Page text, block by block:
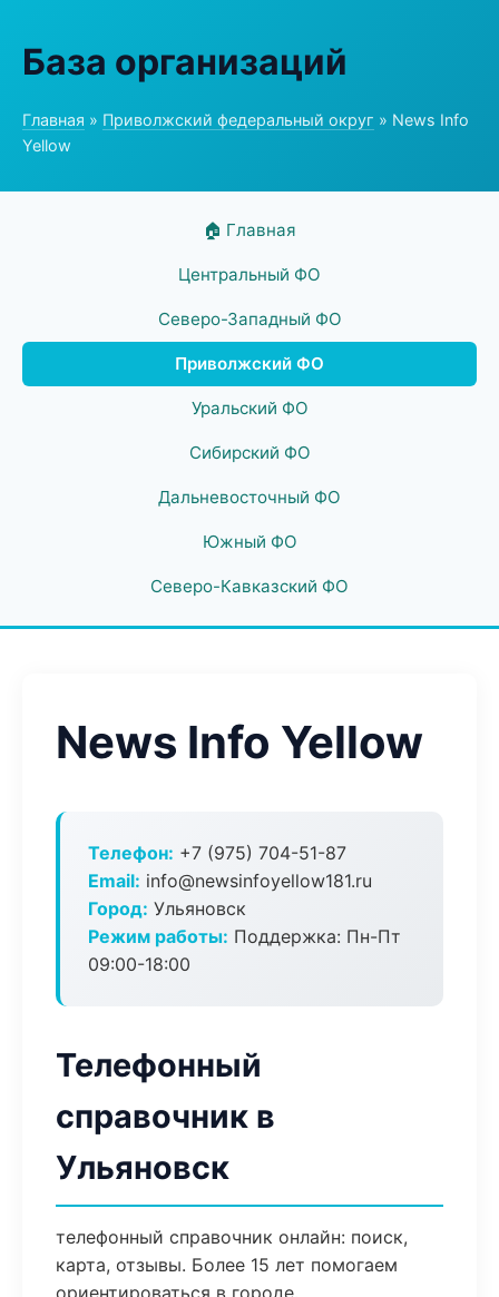
База организаций
Главная » Приволжский федеральный округ » News Info
Yellow
🏠 Главная
Центральный ФО
Северо-Западный ФО
Приволжский ФО
Уральский ФО
Сибирский ФО
Дальневосточный ФО
Южный ФО
Северо-Кавказский ФО
News Info Yellow
Телефон: +7 (975) 704-51-87
Email: info@newsinfoyellow181.ru
Город: Ульяновск
Режим работы: Поддержка: Пн-Пт
09:00-18:00
Телефонный
справочник в
Ульяновск
телефонный справочник онлайн: поиск,
карта, отзывы. Более 15 лет помогаем
ориентироваться в городе.